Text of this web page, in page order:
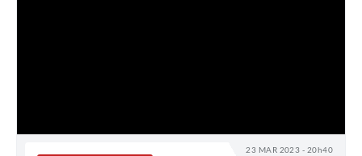
23 MAR 2023 - 20h40